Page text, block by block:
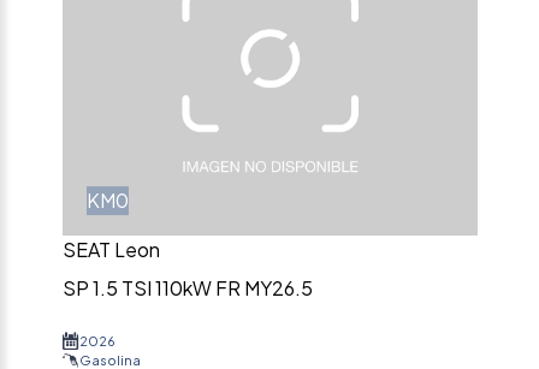
KM0
SEAT Leon
SP 1.5 TSI 110kW FR MY26.5
2026
Gasolina